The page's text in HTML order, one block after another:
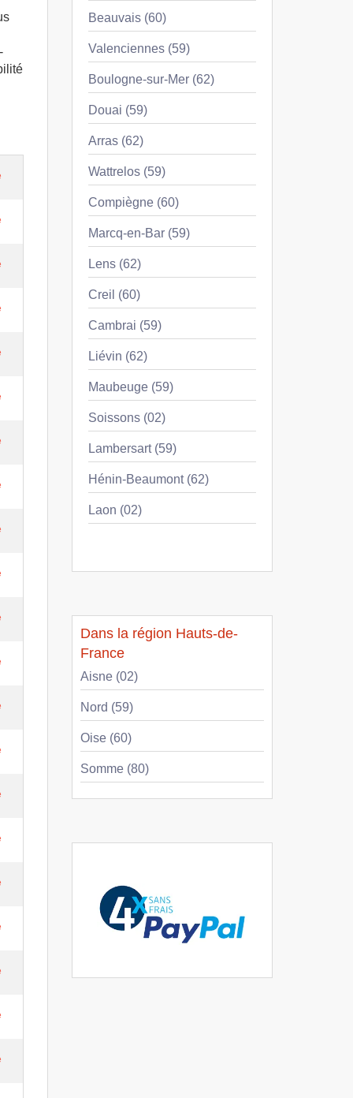
Beauvais (60)
Valenciennes (59)
Boulogne-sur-Mer (62)
Douai (59)
Arras (62)
Wattrelos (59)
Compiègne (60)
Marcq-en-Bar (59)
Lens (62)
Creil (60)
Cambrai (59)
Liévin (62)
Maubeuge (59)
Soissons (02)
Lambersart (59)
Hénin-Beaumont (62)
Laon (02)
Dans la région Hauts-de-
France
Aisne (02)
Nord (59)
Oise (60)
Somme (80)